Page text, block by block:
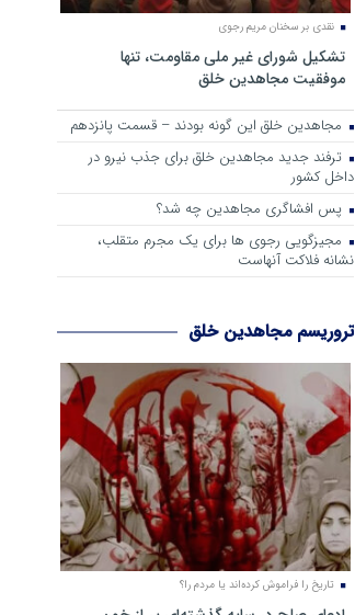
نقدی بر سخنان مریم رجوی
تشکیل شورای غیر ملی مقاومت، تنها
موفقیت مجاهدین خلق
مجاهدین خلق این گونه بودند – قسمت پانزدهم
ترفند جدید مجاهدین خلق برای جذب نیرو در
داخل کشور
پس افشاگری مجاهدین چه شد؟
مجیزگویی رجوی ها برای یک مجرم متقلب،
نشانه فلاکت آنهاست
تروریسم مجاهدین خلق
تاریخ را فراموش کرده‌اند یا مردم را؟